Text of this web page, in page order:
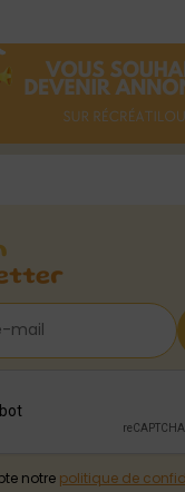
notre politique de